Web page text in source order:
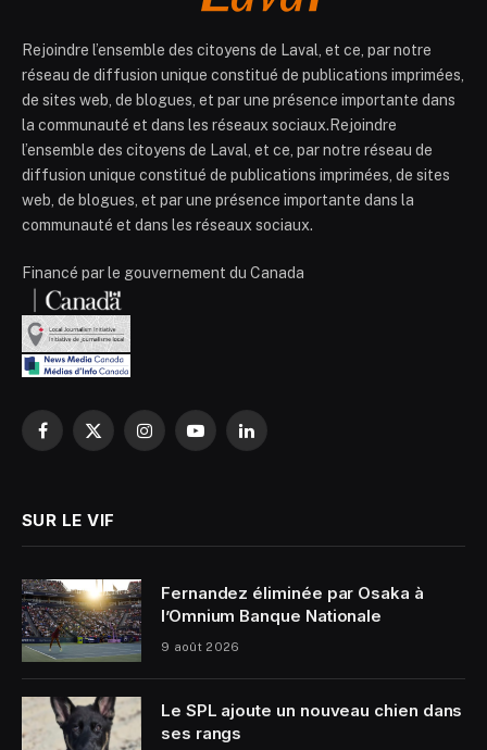
Rejoindre l’ensemble des citoyens de Laval, et ce, par notre
réseau de diffusion unique constitué de publications imprimées,
de sites web, de blogues, et par une présence importante dans
la communauté et dans les réseaux sociaux.Rejoindre
l’ensemble des citoyens de Laval, et ce, par notre réseau de
diffusion unique constitué de publications imprimées, de sites
web, de blogues, et par une présence importante dans la
communauté et dans les réseaux sociaux.
Financé par le gouvernement du Canada
Facebook
X
InstagramYouTubeLinkedIn
SUR LE VIF
Fernandez éliminée par Osaka à
l’Omnium Banque Nationale
9 août 2026
Le SPL ajoute un nouveau chien dans
ses rangs